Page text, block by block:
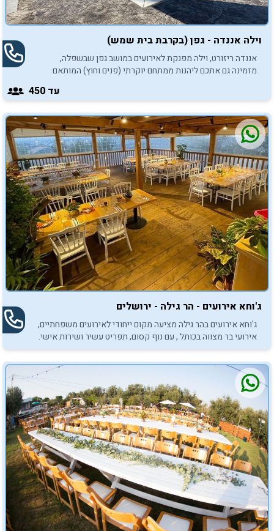
וילה אננדה - גפן (בקרבת בית שמש)
אננדה ריזורט, וילה מפנקת לאירועים במושב גפן שבשפלה,
מזמינה גם אתכם ליהנות ממתחם יוקרתי (פנים וחוץ) המותאם
עד 450
ג'וחא אירועים - הר גילה - ירושלים
ג'וחא אירועים בהר גילה מציעה מקום ייחודי לאירועים משפחתיים,
אירועי בר מצווה בכותל , עם נוף קסום, תפריט עשיר ושירות אישי.